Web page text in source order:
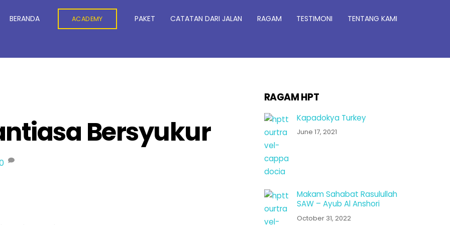
BERANDA ACADEMY PAKET CATATAN DARI JALAN RAGAM TESTIMONI TENTANG KAMI
Bersyukur
RAGAM HPT
Kapadokya Turkey
June 17, 2021
Makam Sahabat Rasulullah
SAW – Ayub Al Anshori
October 31, 2022